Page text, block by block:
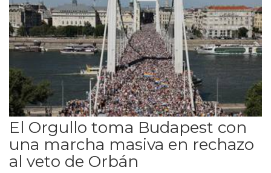
El Orgullo toma Budapest con
una marcha masiva en rechazo
al veto de Orbán